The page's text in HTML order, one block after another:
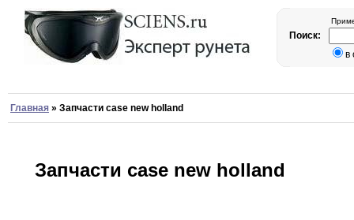
Поиск:
в
Главная » Запчасти case new holland
Запчасти case new holland